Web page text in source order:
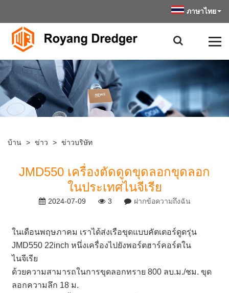
ภาษาไทย
บ้าน > ข่าว > ข่าวบริษัท
JMD550 เครื่องตัดดูดขุดลอกขุดลอก
ในประเทศไนจีเรีย
2024-07-09 3 ฝากข้อความถึงฉัน
ในเดือนพฤษภาคม เราได้ส่งเรือขุดแบบคัตเตอร์ดูดรุ่น
JMD550 22inch หนึ่งเครื่องไปยังพอร์ตฮาร์คอร์ตใน
ไนจีเรีย
ด้วยความสามารถในการขุดลอกทราย 800 ลบ.ม./ชม. ขุด
ลอกความลึก 18 ม.